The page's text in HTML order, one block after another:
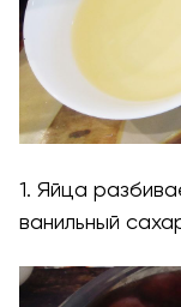
1. Яйца
ванильный